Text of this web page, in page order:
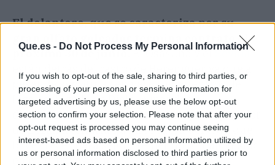
Que.es - Do Not Process My Personal Information
If you wish to opt-out of the sale, sharing to third parties, or
processing of your personal or sensitive information for
targeted advertising by us, please use the below opt-out
section to confirm your selection. Please note that after your
opt-out request is processed you may continue seeing
interest-based ads based on personal information utilized by
us or personal information disclosed to third parties prior to
El delantero, que se caracteriza por su
gran olfato goleador termina contrato el
próximo 30 de junio.El Osasuna y elSevilla
pesar de ser titular en varios encuentros de
Liga, la llegada de Djaló le mandaría
directamente al banquillo. Por lo que el jugador
de Lezama tendría que irse fuera del club que
lo ve crecer para seguir teniendo protagonismo
en el fútbol español.